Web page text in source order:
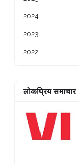
2024
2023
2022
लोकप्रिय समाचार